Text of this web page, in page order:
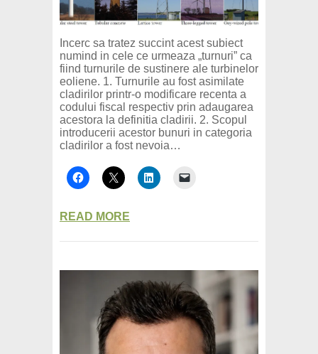
Incerc sa tratez succint acest subiect
numind in cele ce urmeaza „turnuri” ca
fiind turnurile de sustinere ale turbinelor
eoliene. 1. Turnurile au fost asimilate
cladirilor printr-o modificare recenta a
codului fiscal respectiv prin adaugarea
acestora la definitia cladirii. 2. Scopul
introducerii acestor bunuri in categoria
cladirilor a fost nevoia…
READ MORE